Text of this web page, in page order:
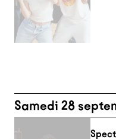
Samedi 28